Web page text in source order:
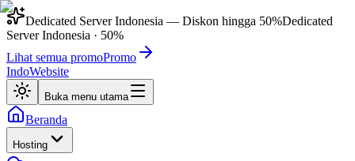
Dedicated Server Indonesia — Diskon hingga 50%Dedicated
Server Indonesia · 50%
Lihat semua promoPromo
IndoWebsite
Buka menu utama
Beranda
Hosting